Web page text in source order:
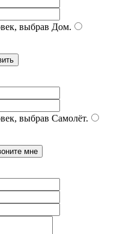
выбрав Дом.
выбрав Самолёт.